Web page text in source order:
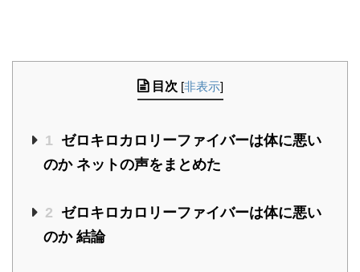
目次 [非表示]
1 ゼロキロカロリーファイバーは体に悪い
のか ネットの声をまとめた
2 ゼロキロカロリーファイバーは体に悪い
のか 結論